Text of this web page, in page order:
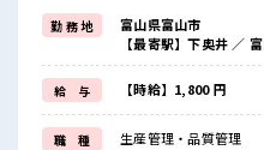
≪週休2日制≫
週末は家族や友人と一緒にプライ
≪モチベーションもUP≫
派手過ぎなければ髪型や髪色自
(規定有)≪機能的な制服アリ≫
制服があるので、
毎日の服装の悩み解消♪
≪未経験の方も大カンゲイ≫
勤 務 地
富山県富山市
【最寄駅】下奥井 ／
給 与 【時給】1,800 円
職 種 生産管理・品質管理